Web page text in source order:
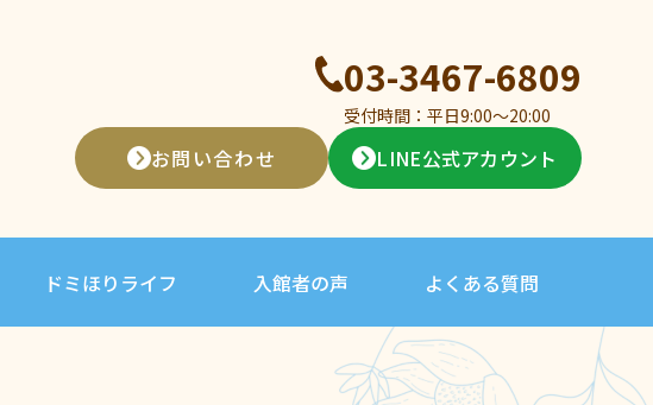
03-3467-6809
受付時間：平日9:00〜20:00
お問い合わせ LINE公式アカウント
ドミほりライフ 入館者の声 よくある質問